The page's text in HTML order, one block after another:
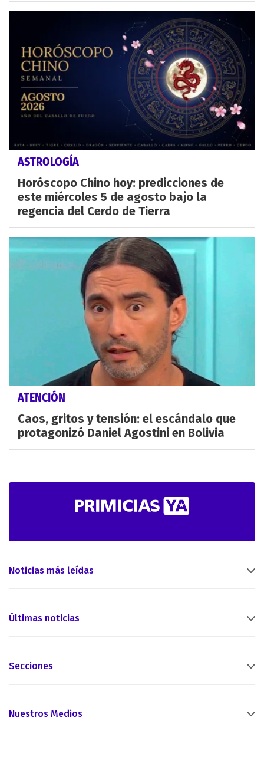
ASTROLOGÍA
Horóscopo Chino hoy: predicciones de
este miércoles 5 de agosto bajo la
regencia del Cerdo de Tierra
ATENCIÓN
Caos, gritos y tensión: el escándalo que
protagonizó Daniel Agostini en Bolivia
Noticias más leídas
Últimas noticias
Secciones
Nuestros Medios